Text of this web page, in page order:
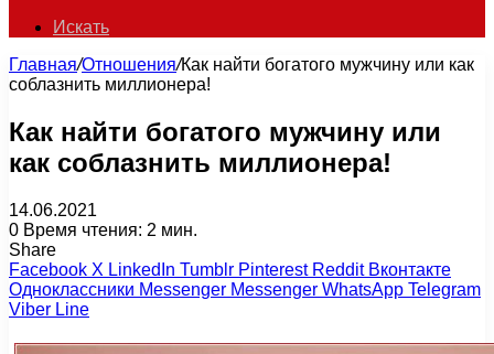
Искать
Главная/Отношения/Как найти богатого мужчину или как
соблазнить миллионера!
Как найти богатого мужчину или
как соблазнить миллионера!
14.06.2021
0 Время чтения: 2 мин.
Share
Facebook X LinkedIn Tumblr Pinterest Reddit Вконтакте
Одноклассники Messenger Messenger WhatsApp Telegram
Viber Line